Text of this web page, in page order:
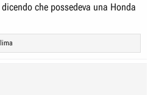
che possedeva una Honda